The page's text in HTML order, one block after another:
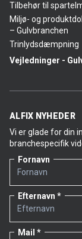
Tilbehør til
Miljø- og
– Gulvbranchen
Trinlydsdæmpning
Vejledninger -
ALFIX NYHEDER
Vi er glade for din
branchespecifik
Fornavn
Efternavn
Mail